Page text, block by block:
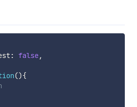
: false,
(){